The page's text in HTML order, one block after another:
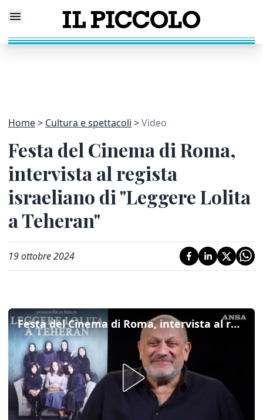
Home Cultura e spettacoli Video
Festa del Cinema di Roma,
intervista al regista
israeliano di "Leggere Lolita
a Teheran"
19 ottobre 2024
Festa del Cinema di Roma, intervista al regista israeliano di "Leggere Lolita a Teheran"